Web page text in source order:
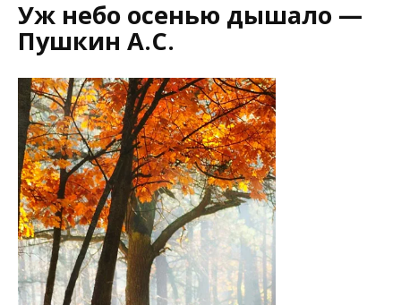
Уж небо осенью дышало —
Пушкин А.С.